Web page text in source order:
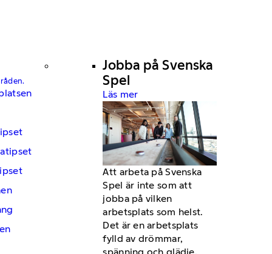
Jobba på Svenska
Spel
Läs mer
Att arbeta på Svenska
Spel är inte som att
jobba på vilken
arbetsplats som helst.
Det är en arbetsplats
fylld av drömmar,